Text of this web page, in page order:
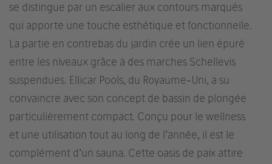
se distingue par un escalier aux contours marqués
qui apporte une touche esthétique et fonctionnelle.
La partie en contrebas du jardin crée un lien épuré
entre les niveaux grâce à des marches Schellevis
suspendues. Ellicar Pools, du Royaume-Uni, a su
convaincre avec son concept de bassin de plongée
particulièrement compact. Conçu pour le wellness
et une utilisation tout au long de l’année, il est le
complément d’un sauna. Cette oasis de paix attire